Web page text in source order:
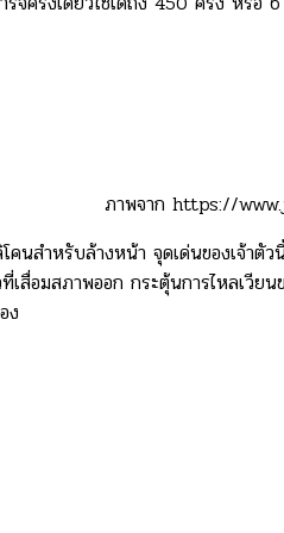
ภาพจาก https://
สำหรับล้างหน้า จุดเด่นของเจ้า
สื่อมสภาพออก กระตุ้นการไหลเวี
ง